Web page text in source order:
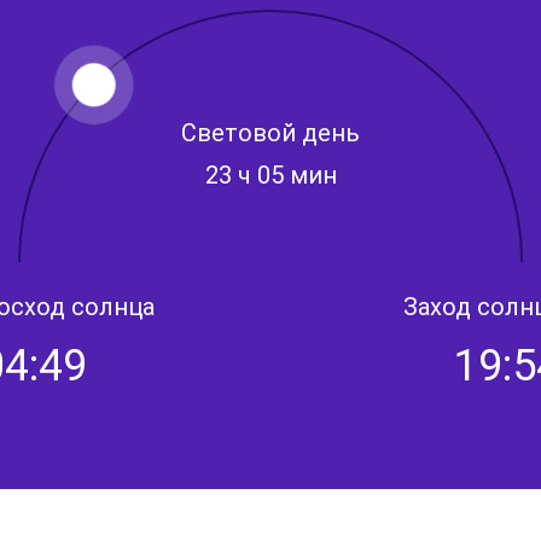
Световой день
23 ч 05 мин
солнца Заход